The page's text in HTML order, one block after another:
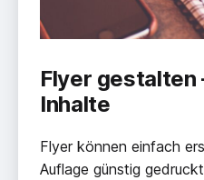
Flyer gestalten
Inhalte
Flyer können einfach
Auflage günstig